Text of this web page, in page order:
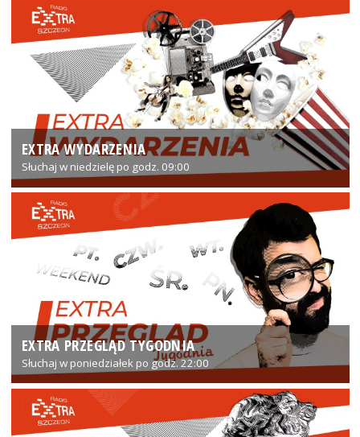
EXTRA WYDARZENIA
Słuchaj w niedzielę po godz. 09:00
EXTRA PRZEGLĄD TYGODNIA
Słuchaj w poniedziałek po godz. 22:00